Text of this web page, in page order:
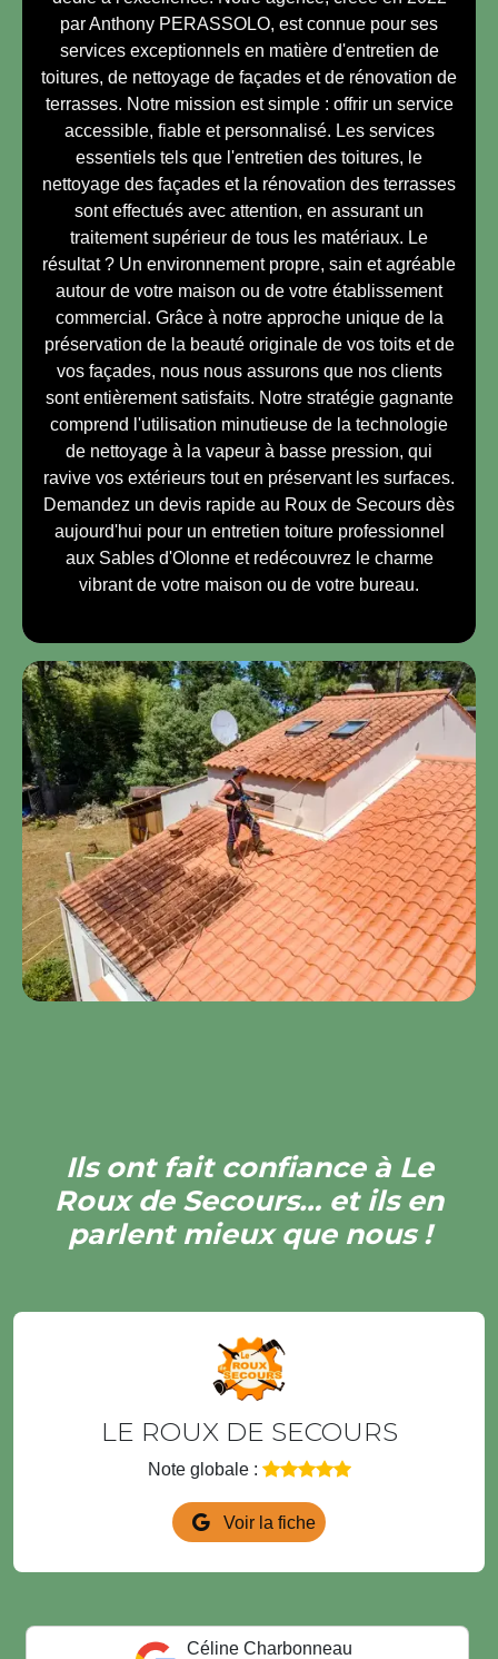
par Anthony PERASSOLO, est connue pour ses
services exceptionnels en matière d'entretien de
toitures, de nettoyage de façades et de rénovation de
terrasses. Notre mission est simple : offrir un service
accessible, fiable et personnalisé. Les services
essentiels tels que l'entretien des toitures, le
nettoyage des façades et la rénovation des terrasses
sont effectués avec attention, en assurant un
traitement supérieur de tous les matériaux. Le
résultat ? Un environnement propre, sain et agréable
autour de votre maison ou de votre établissement
commercial. Grâce à notre approche unique de la
préservation de la beauté originale de vos toits et de
vos façades, nous nous assurons que nos clients
sont entièrement satisfaits. Notre stratégie gagnante
comprend l'utilisation minutieuse de la technologie
de nettoyage à la vapeur à basse pression, qui
ravive vos extérieurs tout en préservant les surfaces.
Demandez un devis rapide au Roux de Secours dès
aujourd'hui pour un entretien toiture professionnel
aux Sables d'Olonne et redécouvrez le charme
vibrant de votre maison ou de votre bureau.
Ils ont fait confiance à Le
Roux de Secours… et ils en
parlent mieux que nous !
LE ROUX DE SECOURS
Note globale :
Voir la fiche
Céline Charbonneau